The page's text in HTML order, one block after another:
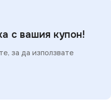
с вашия купон!
за да използвате